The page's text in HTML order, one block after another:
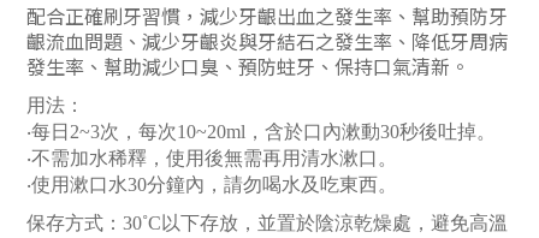
配合正確刷牙習慣，減少牙齦出血之發生率、幫助預防牙
齦流血問題、減少牙齦炎與牙結石之發生率、降低牙周病
發生率、幫助減少口臭、預防蛀牙、保持口氣清新。
用法：
‧每日2~3次，每次10~20ml，含於口內漱動30秒後吐掉。
‧不需加水稀釋，使用後無需再用清水漱口。
‧使用漱口水30分鐘內，請勿喝水及吃東西。
保存方式：30˚C以下存放，並置於陰涼乾燥處，避免高溫